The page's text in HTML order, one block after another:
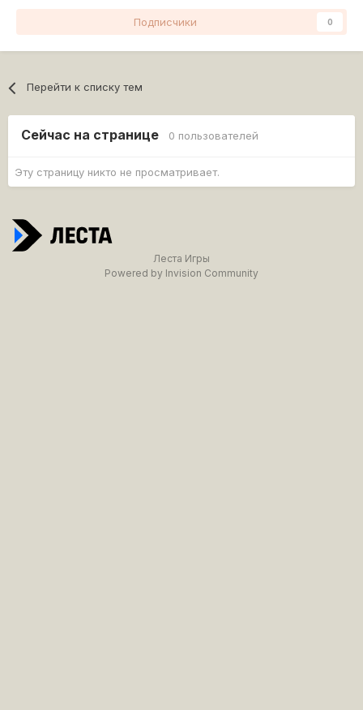
Подписчики 0
Перейти к списку тем
Сейчас на странице 0 пользователей
Эту страницу никто не просматривает.
Леста Игры
Powered by Invision Community